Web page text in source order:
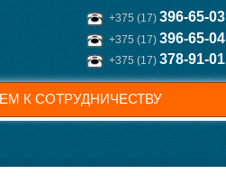
+375 (17) 396-65-03
+375 (17) 396-65-04
+375 (17) 378-91-01
К СОТРУДНИЧЕСТВУ